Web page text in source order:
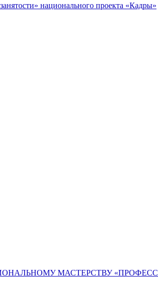
национального проекта «Кадры»
МАСТЕРСТВУ